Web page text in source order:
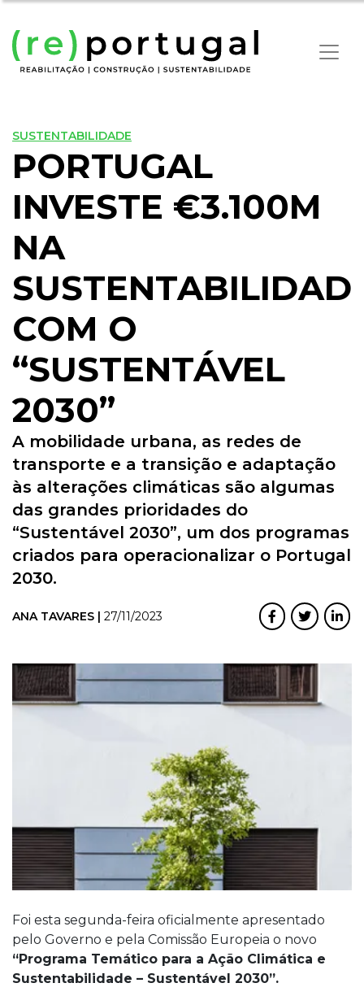
SUSTENTABILIDADE
PORTUGAL
INVESTE €3.100M
NA
COM O
“SUSTENTÁVEL
2030”
A mobilidade urbana, as redes de
transporte e a transição e adaptação
às alterações climáticas são algumas
das grandes prioridades do
“Sustentável 2030”, um dos programas
criados para operacionalizar o Portugal
2030.
ANA TAVARES | 27/11/2023
Foi esta segunda-feira oficialmente apresentado
pelo Governo e pela Comissão Europeia o novo
“Programa Temático para a Ação Climática e
Sustentabilidade – Sustentável 2030”.